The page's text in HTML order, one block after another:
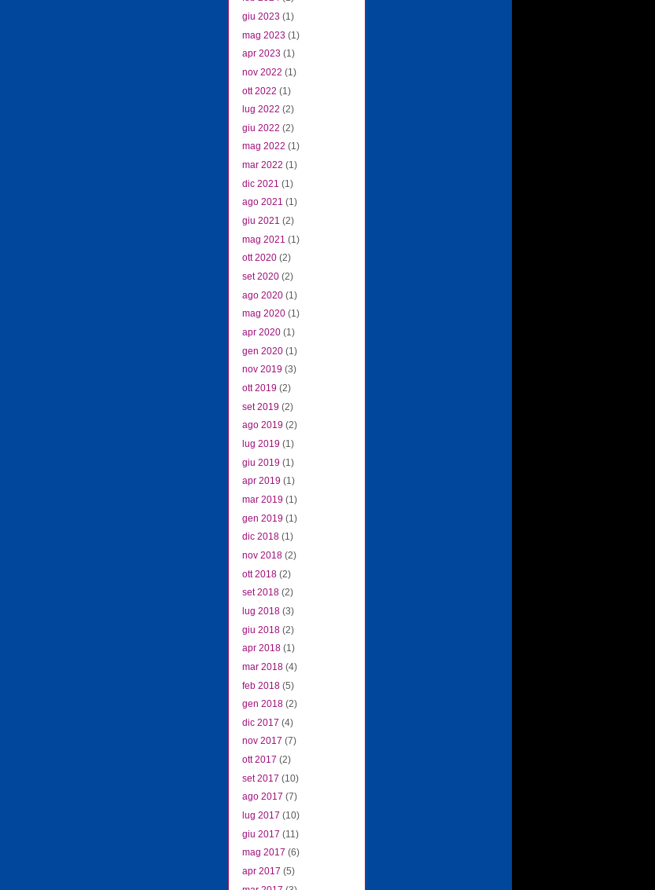
giu 2023 (1)
mag 2023 (1)
apr 2023 (1)
nov 2022 (1)
ott 2022 (1)
lug 2022 (2)
giu 2022 (2)
mag 2022 (1)
mar 2022 (1)
dic 2021 (1)
ago 2021 (1)
giu 2021 (2)
mag 2021 (1)
ott 2020 (2)
set 2020 (2)
ago 2020 (1)
mag 2020 (1)
apr 2020 (1)
gen 2020 (1)
nov 2019 (3)
ott 2019 (2)
set 2019 (2)
ago 2019 (2)
lug 2019 (1)
giu 2019 (1)
apr 2019 (1)
mar 2019 (1)
gen 2019 (1)
dic 2018 (1)
nov 2018 (2)
ott 2018 (2)
set 2018 (2)
lug 2018 (3)
giu 2018 (2)
apr 2018 (1)
mar 2018 (4)
feb 2018 (5)
gen 2018 (2)
dic 2017 (4)
nov 2017 (7)
ott 2017 (2)
set 2017 (10)
ago 2017 (7)
lug 2017 (10)
giu 2017 (11)
mag 2017 (6)
apr 2017 (5)